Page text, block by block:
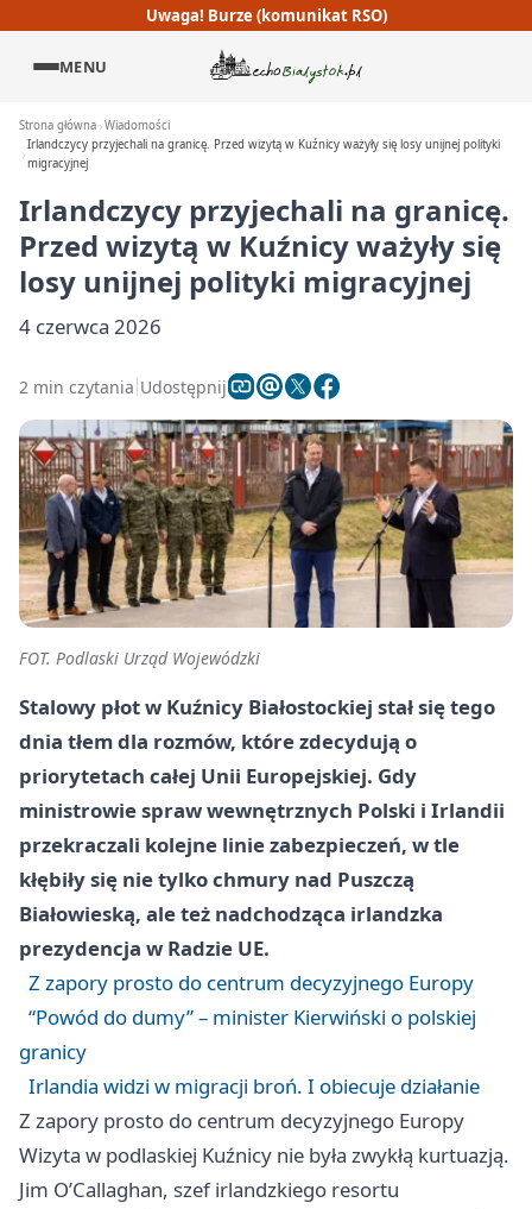
Uwaga! Burze (komunikat RSO)
MENU
Strona główna Wiadomości
Irlandczycy przyjechali na granicę. Przed wizytą w Kuźnicy ważyły się losy unijnej polityki
migracyjnej
Irlandczycy przyjechali na granicę.
Przed wizytą w Kuźnicy ważyły się
losy unijnej polityki migracyjnej
4 czerwca 2026
2 min czytania Udostępnij
FOT. Podlaski Urząd Wojewódzki
Stalowy płot w Kuźnicy Białostockiej stał się tego
dnia tłem dla rozmów, które zdecydują o
priorytetach całej Unii Europejskiej. Gdy
ministrowie spraw wewnętrznych Polski i Irlandii
przekraczali kolejne linie zabezpieczeń, w tle
kłębiły się nie tylko chmury nad Puszczą
Białowieską, ale też nadchodząca irlandzka
prezydencja w Radzie UE.
Z zapory prosto do centrum decyzyjnego Europy
“Powód do dumy” – minister Kierwiński o polskiej
granicy
Irlandia widzi w migracji broń. I obiecuje działanie
Z zapory prosto do centrum decyzyjnego Europy
Wizyta w podlaskiej Kuźnicy nie była zwykłą kurtuazją.
Jim O’Callaghan, szef irlandzkiego resortu